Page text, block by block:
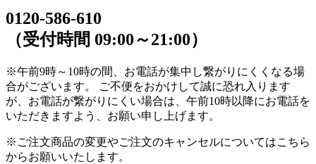
0120-586-610
（受付時間 09:00～21:00）
※午前9時～10時の間、お電話が集中し繋がりにくくなる場
合がございます。 ご不便をおかけして誠に恐れ入ります
が、お電話が繋がりにくい場合は、午前10時以降にお電話を
いただきますよう、お願い申し上げます。
※ご注文商品の変更やご注文のキャンセルについてはこちら
からお願いいたします。